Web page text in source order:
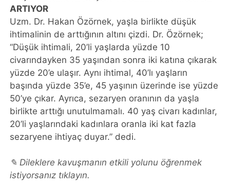
ARTIYOR
Uzm. Dr. Hakan Özörnek, yaşla birlikte düşük
ihtimalinin de arttığının altını çizdi. Dr. Özörnek;
“Düşük ihtimali, 20’li yaşlarda yüzde 10
civarındayken 35 yaşından sonra iki katına çıkarak
yüzde 20’e ulaşır. Aynı ihtimal, 40’lı yaşların
başında yüzde 35’e, 45 yaşının üzerinde ise yüzde
50’ye çıkar. Ayrıca, sezaryen oranının da yaşla
birlikte arttığı unutulmamalı. 40 yaş civarı kadınlar,
20’li yaşlarındaki kadınlara oranla iki kat fazla
sezaryene ihtiyaç duyar.” dedi.
✎ Dileklere kavuşmanın etkili yolunu öğrenmek
istiyorsanız tıklayın.